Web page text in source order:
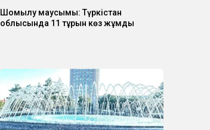
Шомылу маусымы: Түркістан
облысында 11 тұрғын көз жұмды